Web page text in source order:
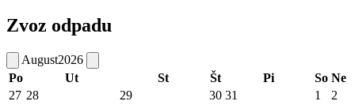
Zvoz odpadu
August2026
Po
Ut St Št Pi So Ne
27 28 29 30 31 1 2